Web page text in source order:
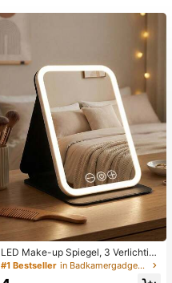
LED Make-up Spiegel, 3 Verlichting
smodi, Verstelbare Helderheid, Draa
gbaar Vouwbaar Ontwerp, Geschikt
#1 Bestseller in Badkamergadgets die favoriet zijn bij klanten B